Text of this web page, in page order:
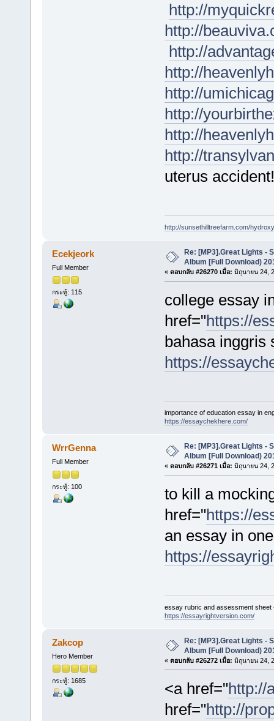
http://
http://
http://
http://
http://
http://
http://
http://
uterus accident!
http://sunsethilltreefarm.com/
Ecekjeork
Full Member
กระทู้: 115
Re: [MP3].Great Lights -
Album [Full Download)
« ตอบกลับ #26270 เมื่อ: มิถุนายน 24,
college essay
href="https://
bahasa inggris
https://
importance of education essay in
https://essaychekhere.com/
WrrGenna
Full Member
กระทู้: 100
Re: [MP3].Great Lights -
Album [Full Download)
« ตอบกลับ #26271 เมื่อ: มิถุนายน 24,
to kill a
href="https://
an essay in
https://
essay rubric and assessment sheet
https://essayrightversion.com/
Zakcop
Hero Member
กระทู้: 1685
Re: [MP3].Great Lights -
Album [Full Download)
« ตอบกลับ #26272 เมื่อ: มิถุนายน 24,
<a href="http://
href="http://